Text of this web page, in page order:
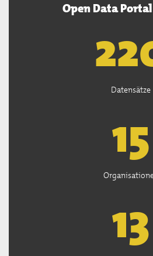
Open Data
Datensätze
15
13